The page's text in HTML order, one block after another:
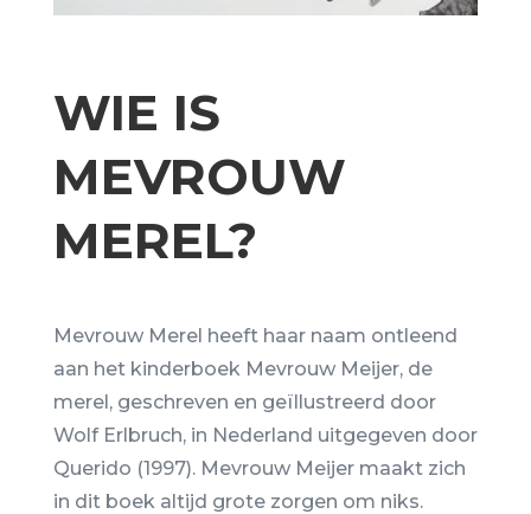
WIE IS
MEVROUW
MEREL?
Mevrouw Merel heeft haar naam ontleend
aan het kinderboek Mevrouw Meijer, de
merel, geschreven en geïllustreerd door
Wolf Erlbruch, in Nederland uitgegeven door
Querido (1997). Mevrouw Meijer maakt zich
in dit boek altijd grote zorgen om niks.